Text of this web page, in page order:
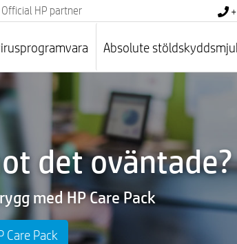
HP partner
Absolute
det oväntade?
med HP Care Pack
Care Pack